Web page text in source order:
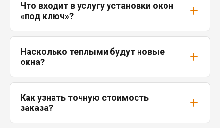
Что входит в услугу установки окон
«под ключ»?
Насколько теплыми будут новые
окна?
Как узнать точную стоимость
заказа?